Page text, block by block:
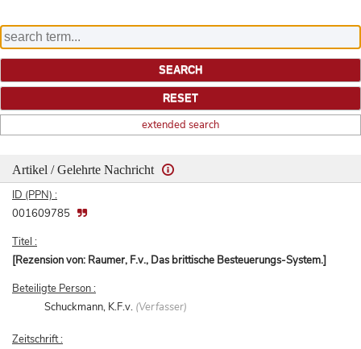
extended search
Artikel / Gelehrte Nachricht
ID (PPN) :
001609785
Titel :
[Rezension von: Raumer, F.v., Das brittische Besteuerungs-System.]
Beteiligte Person :
Schuckmann, K.F.v. (Verfasser)
Zeitschrift :